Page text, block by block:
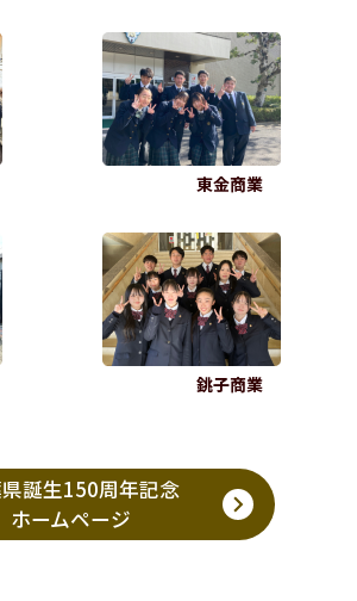
東金商業
銚子商業
誕生150周年記念
ホームページ